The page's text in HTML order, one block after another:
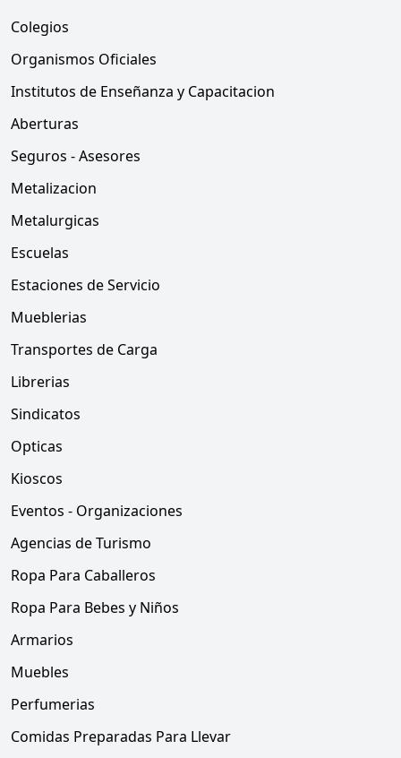
Colegios
Organismos Oficiales
Institutos de Enseñanza y Capacitacion
Aberturas
Seguros - Asesores
Metalizacion
Metalurgicas
Escuelas
Estaciones de Servicio
Mueblerias
Transportes de Carga
Librerias
Sindicatos
Opticas
Kioscos
Eventos - Organizaciones
Agencias de Turismo
Ropa Para Caballeros
Ropa Para Bebes y Niños
Armarios
Muebles
Perfumerias
Comidas Preparadas Para Llevar